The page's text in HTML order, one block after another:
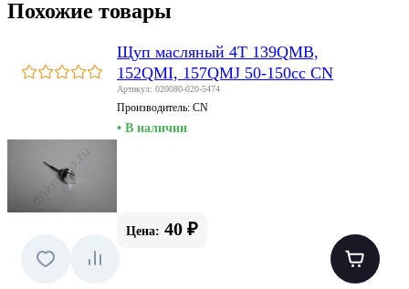
Похожие товары
Щуп масляный 4T 139QMB,
152QMI, 157QMJ 50-150сс CN
Артикул: 020080-020-5474
Производитель: CN
• В наличии
Цена: 40 ₽